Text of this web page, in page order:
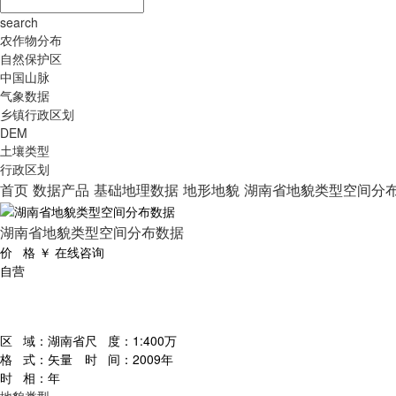
search
农作物分布
自然保护区
中国山脉
气象数据
乡镇行政区划
DEM
土壤类型
行政区划
首页 数据产品 基础地理数据 地形地貌 湖南省地貌类型空间分
湖南省地貌类型空间分布数据
价 格 ￥ 在线咨询
自营
区 域： 湖南省尺 度： 1:400万
格 式： 矢量 时 间： 2009年
时 相： 年